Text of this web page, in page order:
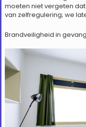
moeten niet vergeten
van zelfregulering; we
Brandveiligheid in